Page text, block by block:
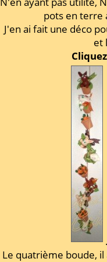
pots en terre
J'en ai fait une déco
et
Cliquez
Le quatrième boude,